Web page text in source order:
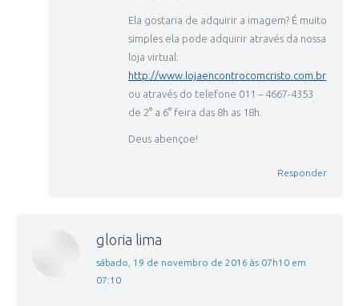
Ela gostaria de adquirir a imagem? É muito
simples ela pode adquirir através da nossa
loja virtual:
http://www.lojaencontrocomcristo.com.br
ou através do telefone 011 – 4667-4353
de 2° a 6° feira das 8h as 18h.
Deus abençoe!
Responder
gloria lima
disse:
sábado, 19 de novembro de 2016 às 07h10 em
07:10